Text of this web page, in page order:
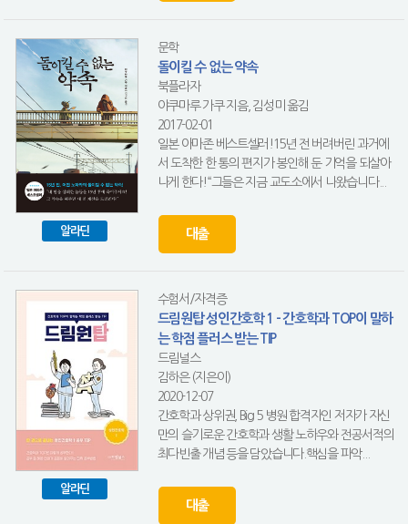
알라딘
문학
돌이킬 수 없는 약속
북플라자
야쿠마루 가쿠 지음, 김성미 옮김
2017-02-01
일본 아마존 베스트셀러!15년 전 버려버린 과거에
서 도착한 한 통의 편지가 봉인해 둔 기억을 되살아
나게 한다!“그들은 지금 교도소에서 나왔습니다...
대출
알라딘
수험서/자격증
드림원탑 성인간호학 1 - 간호학과 TOP이 말하
는 학점 플러스 받는 TIP
드림널스
김하은 (지은이)
2020-12-07
간호학과 상위권, Big 5 병원 합격자인 저자가 자신
만의 슬기로운 간호학과 생활 노하우와 전공서적의
최다빈출 개념 등을 담았습니다.핵심을 파악...
대출